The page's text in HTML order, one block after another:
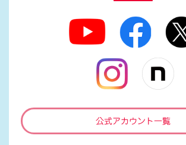
公式アカウント一覧